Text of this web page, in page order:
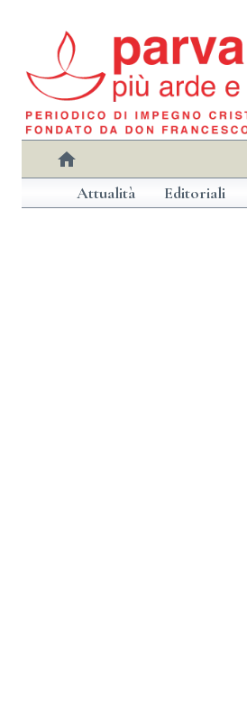
contenuto
home
Attualità Editoriali